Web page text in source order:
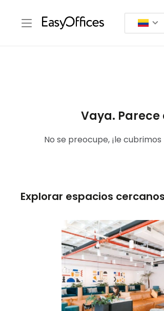
Vaya.
No se preocupe, ¡le
Explorar espacios cercanos